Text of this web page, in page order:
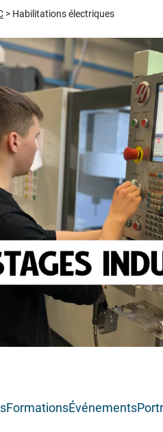
> Habilitations électriques
FormationsÉvénements